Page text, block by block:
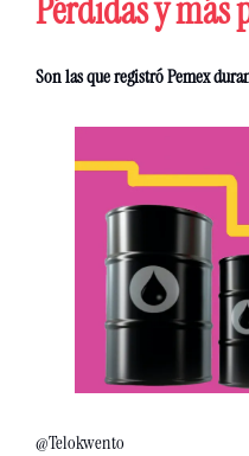
Pérdidas y más
Son las que registró Pemex
@Telokwento